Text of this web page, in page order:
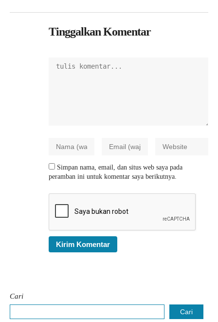
Tinggalkan Komentar
Simpan nama, email, dan situs web saya pada
peramban ini untuk komentar saya berikutnya.
Cari
Cari